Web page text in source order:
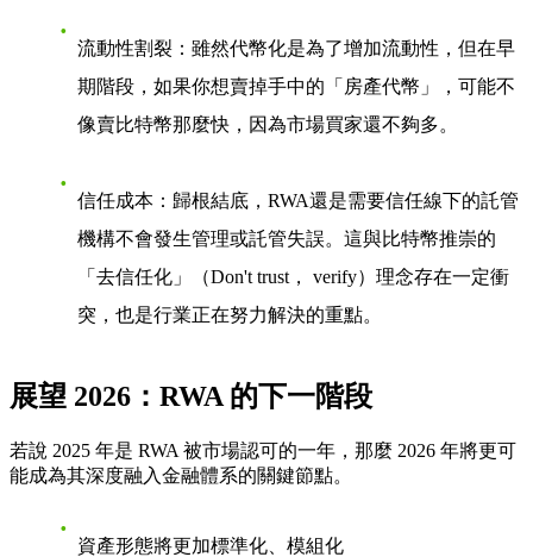
流動性割裂 ：雖然代幣化是為了增加流動性，但在早
期階段，如果你想賣掉手中的「房產代幣」，可能不
像賣比特幣那麼快，因為市場買家還不夠多。
信任成本 ：歸根結底，RWA還是需要信任線下的託管
機構不會發生管理或託管失誤。這與比特幣推崇的
「去信任化」（Don't trust， verify）理念存在一定衝
突，也是行業正在努力解決的重點。
展望 2026：RWA 的下一階段
若說 2025 年是 RWA 被市場認可的一年，那麼 2026 年將更可
能成為其深度融入金融體系的關鍵節點。
資產形態將更加標準化、模組化